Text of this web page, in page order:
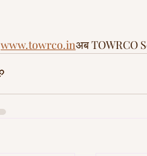
www.towrco.inअब TOWRCO